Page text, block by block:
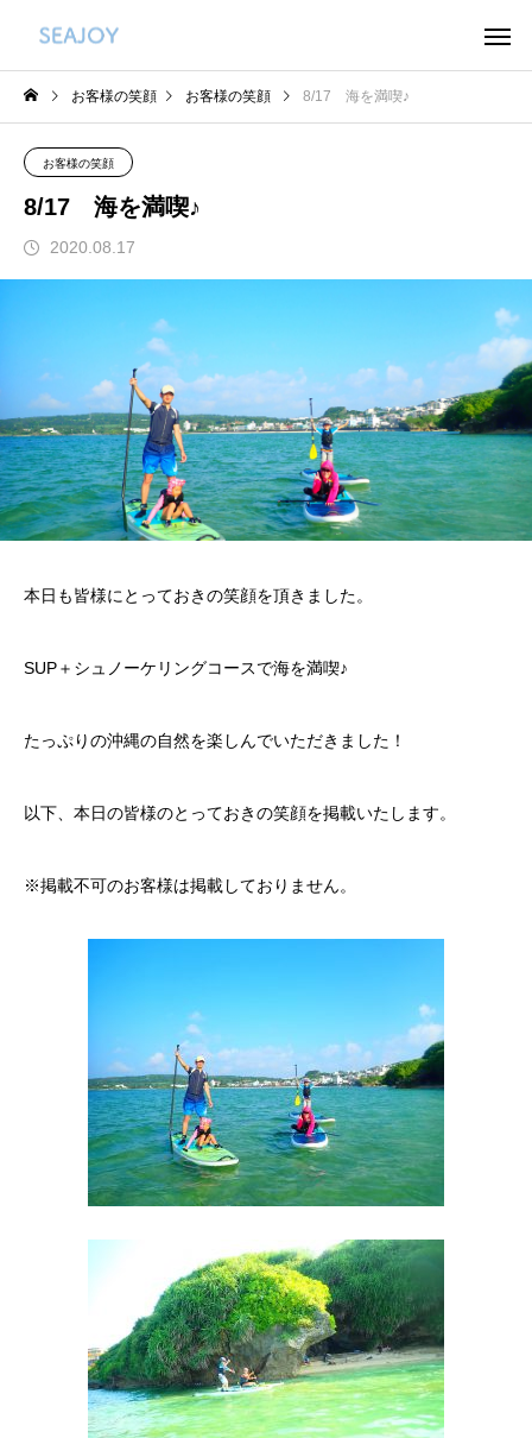
お客様の笑顔 お客様の笑顔 8/17 海を満喫♪
お客様の笑顔
8/17 海を満喫♪
2020.08.17
本日も皆様にとっておきの笑顔を頂きました。
SUP＋シュノーケリングコースで海を満喫♪
たっぷりの沖縄の自然を楽しんでいただきました！
以下、本日の皆様のとっておきの笑顔を掲載いたします。
※掲載不可のお客様は掲載しておりません。